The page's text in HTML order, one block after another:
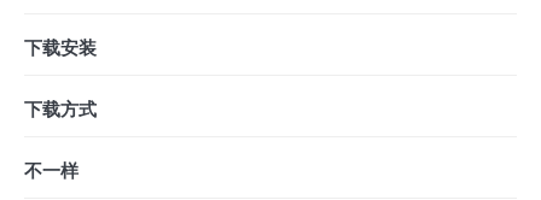
下载安装
下载方式
不一样